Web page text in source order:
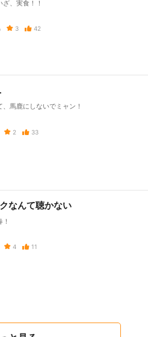
ざ、実食！！
3
42
、馬鹿にしないでミャン！
2
33
なんて聴かない
4
11